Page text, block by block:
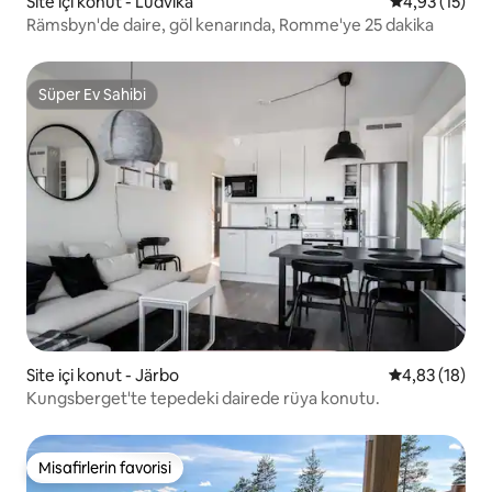
Rämsbyn'de daire, göl kenarında, Romme'ye 25 dakika
Süper Ev Sahibi
Süper Ev Sahibi
Site içi konut - Järbo 5 üzerinden
4,83 (18)
Kungsberget'te tepedeki dairede rüya konutu.
Misafirlerin favorisi
Misafirlerin favorisi